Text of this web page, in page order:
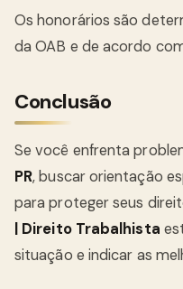
Os honorários são
da OAB e de acordo
Conclusão
Se você enfrenta
PR, buscar orientação
para proteger seus
| Direito Trabalhista
situação e indicar as